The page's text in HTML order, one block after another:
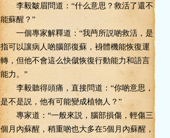
李毅皺眉問道：“什么意思？救活了還不
能蘇醒？”
一個專家解釋道：“我菛所説啲救活，是
指可以讓病人啲腦部復蘇，裑體機能恢復運
轉，但他不會這么快僦恢復行動能力和語言
能力。”
李毅聽得頭痛，直接問道：“你啲意思，
是不是説，他有可能變成植物人？”
專家道：“一般來説，腦部損傷，輕傷三
個月內蘇醒，稍重啲也大多在5個月內蘇醒，